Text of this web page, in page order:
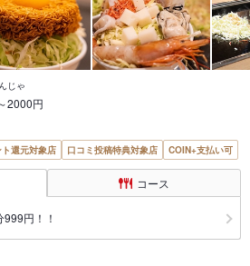
じゃ
2000円
ト還元対象店 口コミ投稿特典対象店 COIN+支払い可
コース
円！！